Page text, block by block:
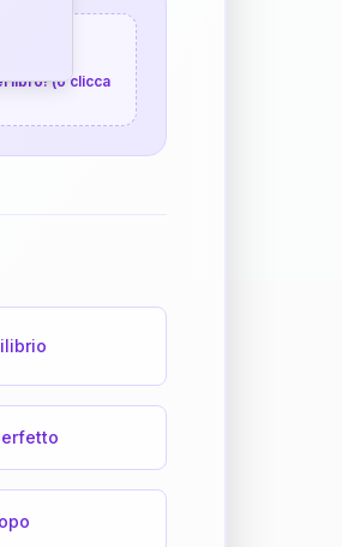
libro! (o clicca